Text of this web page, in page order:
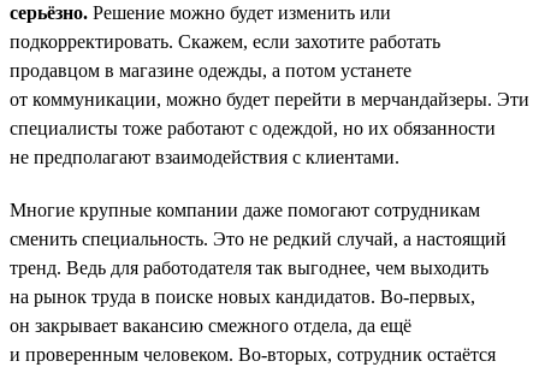
серьёзно. Решение можно будет изменить или
подкорректировать. Скажем, если захотите работать
продавцом в магазине одежды, а потом устанете
от коммуникации, можно будет перейти в мерчандайзеры. Эти
специалисты тоже работают с одеждой, но их обязанности
не предполагают взаимодействия с клиентами.
Многие крупные компании даже помогают сотрудникам
сменить специальность. Это не редкий случай, а настоящий
тренд. Ведь для работодателя так выгоднее, чем выходить
на рынок труда в поиске новых кандидатов. Во-первых,
он закрывает вакансию смежного отдела, да ещё
и проверенным человеком. Во-вторых, сотрудник остаётся